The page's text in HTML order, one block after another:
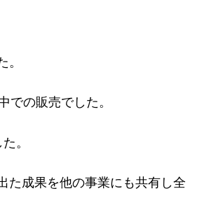
での販売でした。
。
た成果を他の事業にも共有し全